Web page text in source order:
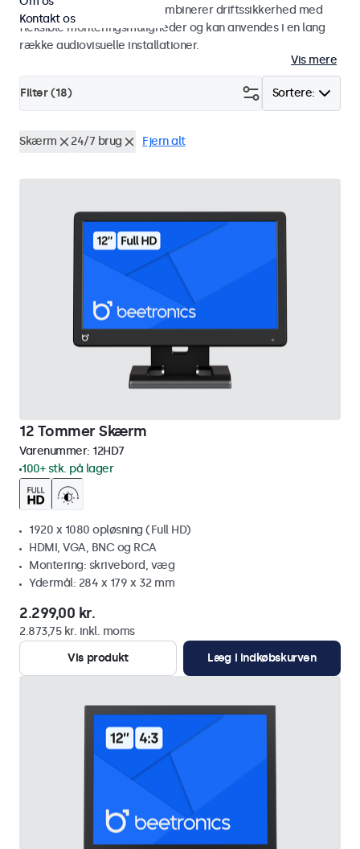
studiemiljøer. Skærmene kombinerer driftssikkerhed med
fleksible monteringsmuligheder og kan anvendes i en lang
række audiovisuelle installationer.
Vis mere
Sortere:
Filter (18)
Skærm 24/7 brug Fjern alt
12 Tommer Skærm
Varenummer: 12HD7
100+ stk. på lager
1920 x 1080 opløsning (Full HD)
HDMI, VGA, BNC og RCA
Montering: skrivebord, væg
Ydermål: 284 x 179 x 32 mm
2.299,00 kr.
2.873,75 kr. inkl. moms
Vis produkt
Læg i indkøbskurven
Kontakt os